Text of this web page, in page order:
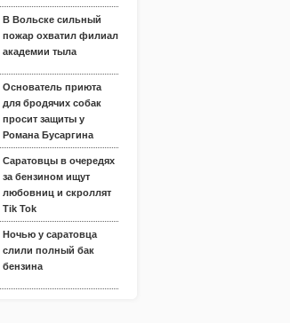
В Вольске сильный
пожар охватил филиал
академии тыла
Основатель приюта
для бродячих собак
просит защиты у
Романа Бусаргина
Саратовцы в очередях
за бензином ищут
любовниц и скроллят
Tik Tok
Ночью у саратовца
слили полный бак
бензина